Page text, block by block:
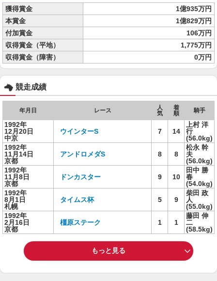
獲得賞金
1億935万円
本賞金
1億829万円
付加賞金
106万円
収得賞金（平地）
1,775万円
収得賞金（障害）
0万円
競走成績
年月日 レース
人
気
着
順
騎手
1992年
12月20日
中京
ウインターS 7 14
上村 洋
行
(56.0kg)
1992年
11月14日
京都
アンドロメダS 8 8
松永 幹
夫
(56.0kg)
1992年
11月8日
京都
ドンカスター 9 10
田中 勝
春
(54.0kg)
1992年
8月1日
札幌
タイムス杯 5 9
柴田 政
人
(55.0kg)
1992年
2月16日
京都
橿原ステーク 1 1
藤田 伸
二
(58.5kg)
もっと見る